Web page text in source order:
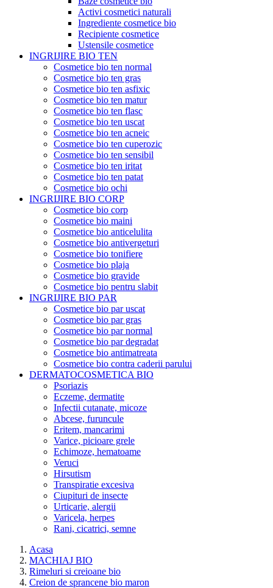
Activi cosmetici naturali
Ingrediente cosmetice bio
Recipiente cosmetice
Ustensile cosmetice
INGRIJIRE BIO TEN
Cosmetice bio ten normal
Cosmetice bio ten gras
Cosmetice bio ten asfixic
Cosmetice bio ten matur
Cosmetice bio ten flasc
Cosmetice bio ten uscat
Cosmetice bio ten acneic
Cosmetice bio ten cuperozic
Cosmetice bio ten sensibil
Cosmetice bio ten iritat
Cosmetice bio ten patat
Cosmetice bio ochi
INGRIJIRE BIO CORP
Cosmetice bio corp
Cosmetice bio maini
Cosmetice bio anticelulita
Cosmetice bio antivergeturi
Cosmetice bio tonifiere
Cosmetice bio plaja
Cosmetice bio gravide
Cosmetice bio pentru slabit
INGRIJIRE BIO PAR
Cosmetice bio par uscat
Cosmetice bio par gras
Cosmetice bio par normal
Cosmetice bio par degradat
Cosmetice bio antimatreata
Cosmetice bio contra caderii parului
DERMATOCOSMETICA BIO
Psoriazis
Eczeme, dermatite
Infectii cutanate, micoze
Abcese, furuncule
Eritem, mancarimi
Varice, picioare grele
Echimoze, hematoame
Veruci
Hirsutism
Transpiratie excesiva
Ciupituri de insecte
Urticarie, alergii
Varicela, herpes
Rani, cicatrici, semne
Acasa
MACHIAJ BIO
Rimeluri si creioane bio
Creion de sprancene bio maron